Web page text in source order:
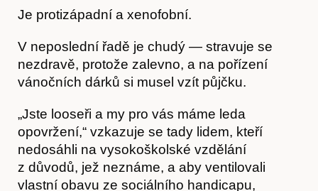
Je protizápadní a xenofobní.
V neposlední řadě je chudý — stravuje se
nezdravě, protože zalevno, a na pořízení
vánočních dárků si musel vzít půjčku.
„Jste looseři a my pro vás máme leda
opovržení,“ vzkazuje se tady lidem, kteří
nedosáhli na vysokoškolské vzdělání
z důvodů, jež neznáme, a aby ventilovali
vlastní obavu ze sociálního handicapu,